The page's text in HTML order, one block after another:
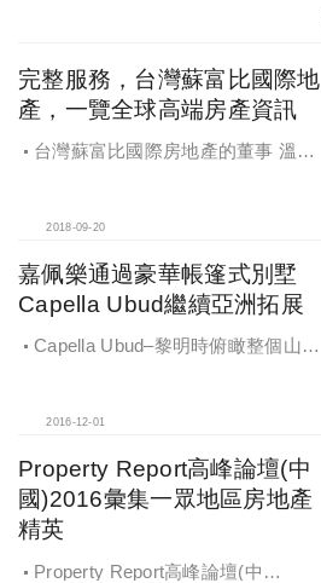
完整服務，台灣蘇富比國際地
產，一覽全球高端房產資訊
台灣蘇富比國際房地產的董事 溫淑
2018-09-20
嘉佩樂通過豪華帳篷式別墅
Capella Ubud繼續亞洲拓展
Capella Ubud–黎明時俯瞰整個山谷
2016-12-01
Property Report高峰論壇(中
國)2016彙集一眾地區房地產
精英
Property Report高峰論壇(中